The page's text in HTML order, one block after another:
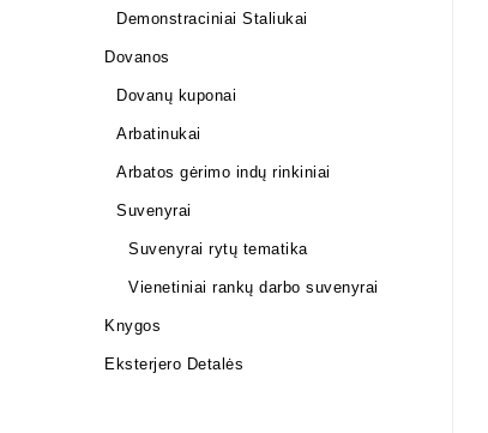
Demonstraciniai Staliukai
Dovanos
Dovanų kuponai
Arbatinukai
Arbatos gėrimo indų rinkiniai
Suvenyrai
Suvenyrai rytų tematika
Vienetiniai rankų darbo suvenyrai
Knygos
Eksterjero Detalės